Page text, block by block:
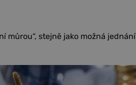
můrou“, stejně jako možná